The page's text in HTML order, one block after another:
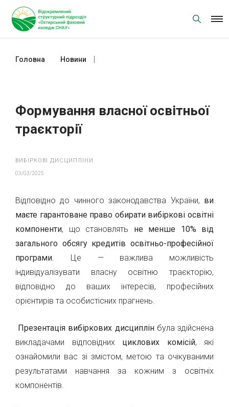
content
Головна Новини
Формування власної освітньої
траєкторії
ВИБІРКОВІ ДИСЦИПЛІНИ
03/03/2025
Відповідно до чинного законодавства України, ви
маєте гарантоване право обирати вибіркові освітні
компоненти, що становлять не менше 10% від
загального обсягу кредитів освітньо-професійної
програми. Це — важлива можливість
індивідуалізувати власну освітню траєкторію,
відповідно до ваших інтересів, професійних
орієнтирів та особистісних прагнень.
Презентація вибіркових дисциплінбула здійснена
викладачами відповідних циклових комісій, які
ознайомили вас зі змістом, метою та очікуваними
результатами навчання за кожним з освітніх
компонентів.